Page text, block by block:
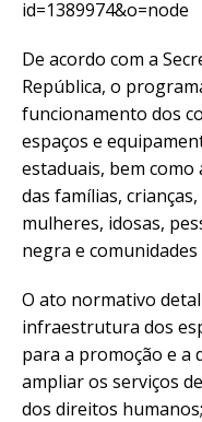
De acordo com a
República, o
funcionamento dos
espaços e
estaduais, bem
das famílias,
mulheres, idosas,
negra e
O ato normativo
infraestrutura dos
para a promoção e a
ampliar os serviços
dos direitos